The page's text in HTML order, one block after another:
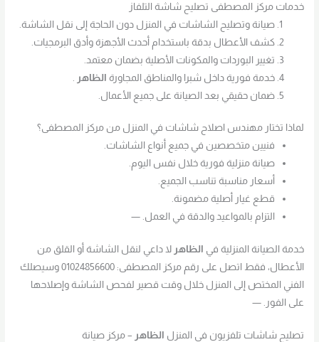
خدمات مركز المصطفى تصليح شاشة التلفاز
صيانة وتصليح الشاشات في المنزل دون الحاجة إلى نقل الشاشة.
كشف الأعطال بدقة باستخدام أحدث الأجهزة وأدق البرمجيات.
تغيير البوردات والمكونات الأصلية بضمان معتمد.
خدمة فورية داخل شبرا والمناطق المجاورة الظاهر
ضمان حقيقي بعد الصيانة على جميع الأعمال.
لماذا تختار مهندس اصلاح شاشات في المنزل من مركز المصطفى؟
فنيين متخصصين في جميع أنواع الشاشات.
صيانة منزلية فورية خلال نفس اليوم.
أسعار مناسبة تناسب الجميع.
قطع غيار أصلية مضمونة.
التزام بالمواعيد والدقة في العمل. —
خدمة الصيانة المنزلية في الظاهر لا داعي لنقل الشاشة أو القلق من
الأعطال، فقط اتصل على رقم مركز المصطفى: 01024856600 وسيصلك
الفني المختص إلى المنزل خلال وقت قصير لفحص الشاشة وإصلاحها
على الفور. —
تصليح شاشات تلفزيون في المنزل الظاهر – مركز صيانة